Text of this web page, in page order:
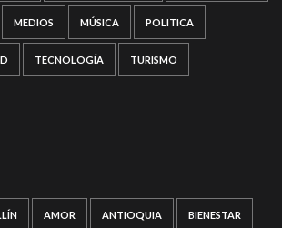
MEDIOS MÚSICA POLITICA
TECNOLOGÍA TURISMO
AMOR ANTIOQUIA BIENESTAR